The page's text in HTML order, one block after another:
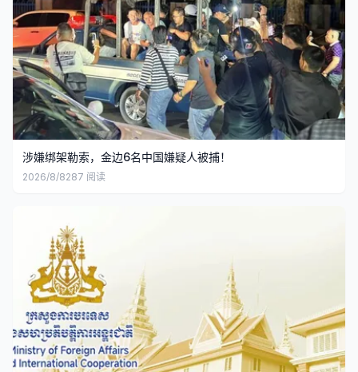
涉嫌绑架勒索，金边6名中国嫌疑人被捕！
2026/8/8287 阅读